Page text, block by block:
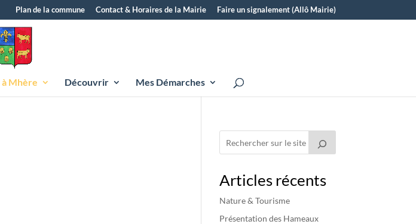
Plan de la commune Contact & Horaires de la Mairie Faire un signalement (Allô Mairie)
Mhère Découvrir Mes Démarches
Articles récents
Nature & Tourisme
Présentation des Hameaux